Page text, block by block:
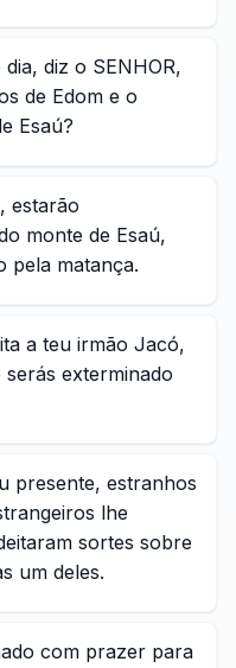
diz o SENHOR,
de Edom e o
Esaú?
estarão
monte de Esaú,
pela matança.
a teu irmão Jacó,
exterminado
presente, estranhos
lhe
sortes sobre
um deles.
com prazer para